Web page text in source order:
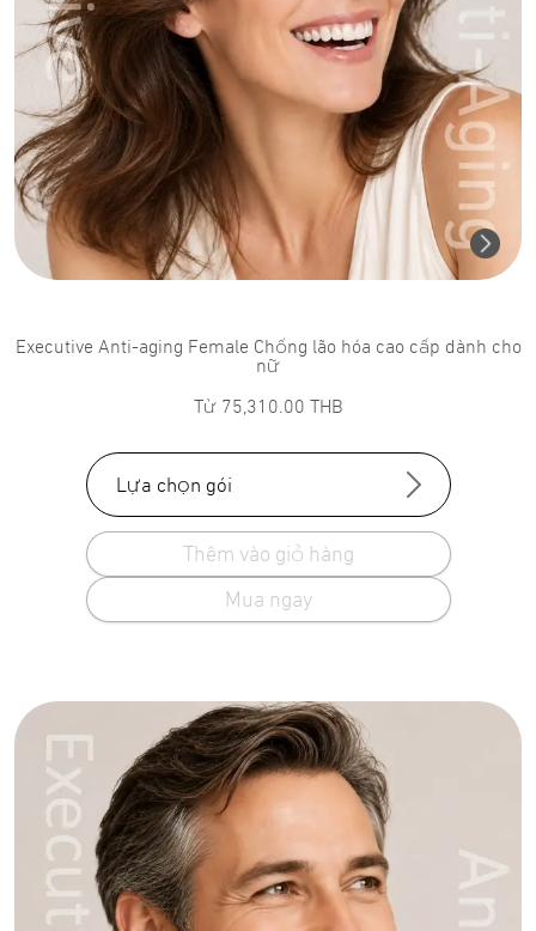
Executive Anti-aging Female Chống lão hóa cao cấp dành cho
nữ
Từ 75,310.00 THB
Lựa chọn gói
Thêm vào giỏ hàng
Mua ngay